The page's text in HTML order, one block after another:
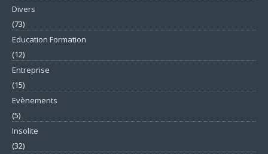
Divers
(73)
Education Formation
(12)
Entreprise
(15)
Evènements
(5)
Insolite
(32)